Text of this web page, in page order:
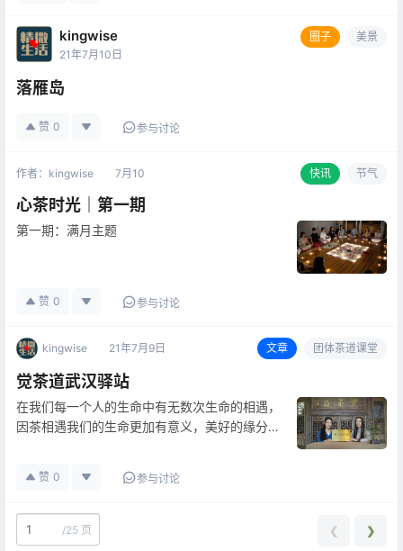
秋残留的暑气仍未消散，秋燥却…
kingwise 圈子
美景
21年7月10日
落雁岛
赞 0 参与讨论
作者： kingwise 7月 10 快讯 节气
心茶时光｜第一期
第一期：满月主题
赞 0 参与讨论
kingwise 21年7月9日 文章 团体茶道课堂
觉茶道武汉驿站
在我们每一个人的生命中有无数次生命的相遇，
因茶相遇我们的生命更加有意义，美好的缘分如
行路上的驿站，我们备好一壶清茶，让你驻足休
赞 0 参与讨论
/25 页 ❮ ❯